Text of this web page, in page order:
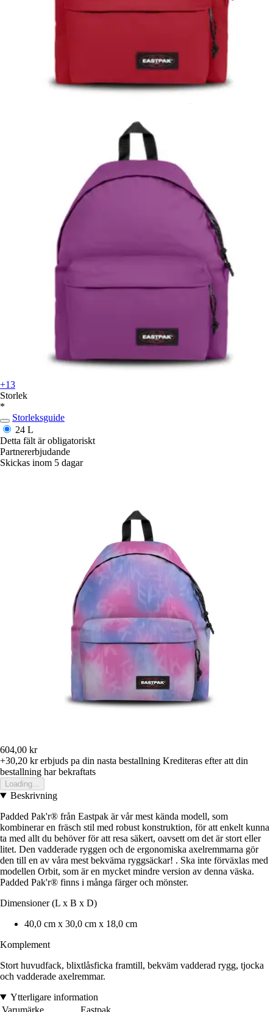
+13
Storlek
*
Storleksguide
24 L
Detta fält är obligatoriskt
Partnererbjudande
Skickas inom 5 dagar
604,00 kr
+30,20 krerbjuds pa din nasta bestallning Krediteras efter att din
bestallning har bekraftats
Loading...
Beskrivning
Padded Pak'r® från Eastpak är vår mest kända modell, som
kombinerar en fräsch stil med robust konstruktion, för att enkelt kunna
ta med allt du behöver för att resa säkert, oavsett om det är stort eller
litet. Den vadderade ryggen och de ergonomiska axelremmarna gör
den till en av våra mest bekväma ryggsäckar! . Ska inte förväxlas med
modellen Orbit, som är en mycket mindre version av denna väska.
Padded Pak'r® finns i många färger och mönster.
Dimensioner (L x B x D)
40,0 cm x 30,0 cm x 18,0 cm
Komplement
Stort huvudfack, blixtlåsficka framtill, bekväm vadderad rygg, tjocka
och vadderade axelremmar.
Ytterligare information